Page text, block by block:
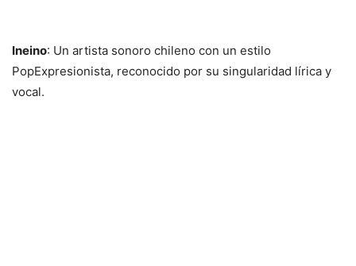
Ineino: Un artista sonoro chileno con un estilo
PopExpresionista, reconocido por su singularidad lírica y
vocal.